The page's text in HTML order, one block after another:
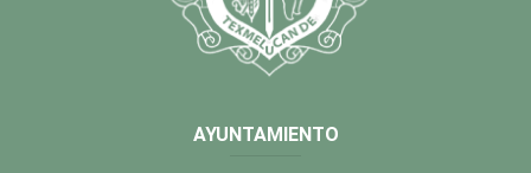
AYUNTAMIENTO